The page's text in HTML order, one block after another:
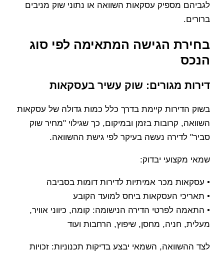
לגביהם מספיק עסקאות השוואה או נתוני שוק מניבים
ברורים.
בחירת הגישה המתאימה לפי סוג
הנכס
דירות מגורים: שוק עשיר בעסקאות
בשוק הדירות קיימת בדרך כלל כמות גדולה של עסקאות
השוואה, קרובות בזמן ובמיקום, כך שגילוי "מחיר שוק
סביר" לדירה נעשה בעיקר לפי גישת ההשוואה.
שמאי מקצועי יבדוק:
• עסקאות מכר אמיתיות לדירות דומות בסביבה
• תאריכי העסקאות ביחס למועד הקובע
• התאמה לפרטי הדירה הנישומה: קומה, כיווני אוויר,
מעלית, חניה, מחסן, שיפוץ, הרחבות ועוד
לצד ההשוואה, השמאי יבצע בדיקות תכנוניות: זכויות